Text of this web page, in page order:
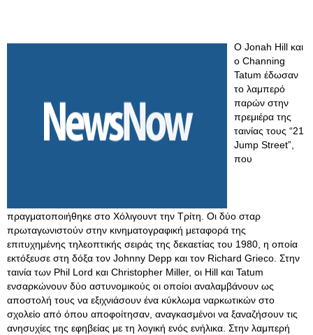
Ο Jonah Hill και
ο Channing
Tatum έδωσαν
το λαμπερό
παρών στην
πρεμιέρα της
ταινίας τους “21
Jump Street”,
που
πραγματοποιήθηκε στο Χόλιγουντ την Τρίτη. Οι δύο σταρ
πρωταγωνιστούν στην κινηματογραφική μεταφορά της
επιτυχημένης τηλεοπτικής σειράς της δεκαετίας του 1980, η οποία
εκτόξευσε στη δόξα τον Johnny Depp και τον Richard Grieco. Στην
ταινία των Phil Lord και Christopher Miller, οι Hill και Tatum
ενσαρκώνουν δύο αστυνομικούς οι οποίοι αναλαμβάνουν ως
αποστολή τους να εξιχνιάσουν ένα κύκλωμα ναρκωτικών στο
σχολείο από όπου αποφοίτησαν, αναγκασμένοι να ξαναζήσουν τις
ανησυχίες της εφηβείας με τη λογική ενός ενήλικα. Στην λαμπερή